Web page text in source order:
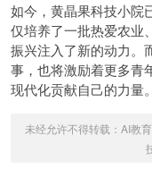
如今，黄晶果科技小院
仅培养了一批热爱农业
振兴注入了新的动力。
事，也将激励着更多青
现代化贡献自己的力量。
未经允许不得转载： AI教